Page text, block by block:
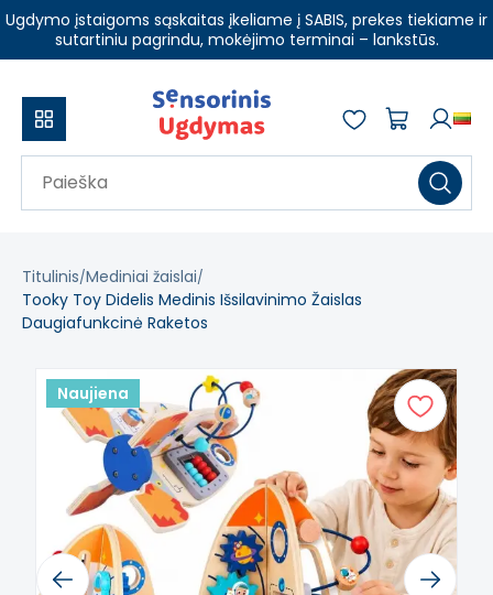
Ugdymo įstaigoms sąskaitas įkeliame į SABIS, prekes tiekiame ir
sutartiniu pagrindu, mokėjimo terminai – lankstūs.
Titulinis Mediniai žaislai
Tooky Toy Didelis Medinis Išsilavinimo Žaislas
Daugiafunkcinė Raketos
Naujiena
Previous Next